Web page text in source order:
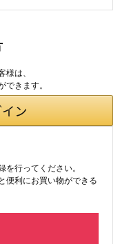
様は、
きます。
行ってください。
便利にお買い物ができる